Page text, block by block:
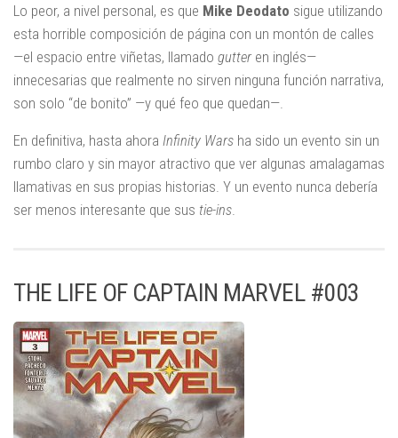
Lo peor, a nivel personal, es que Mike Deodato sigue utilizando
esta horrible composición de página con un montón de calles
—el espacio entre viñetas, llamado gutter en inglés—
innecesarias que realmente no sirven ninguna función narrativa,
son solo “de bonito” —y qué feo que quedan—.
En definitiva, hasta ahora Infinity Wars ha sido un evento sin un
rumbo claro y sin mayor atractivo que ver algunas amalagamas
llamativas en sus propias historias. Y un evento nunca debería
ser menos interesante que sus tie-ins.
THE LIFE OF CAPTAIN MARVEL #003